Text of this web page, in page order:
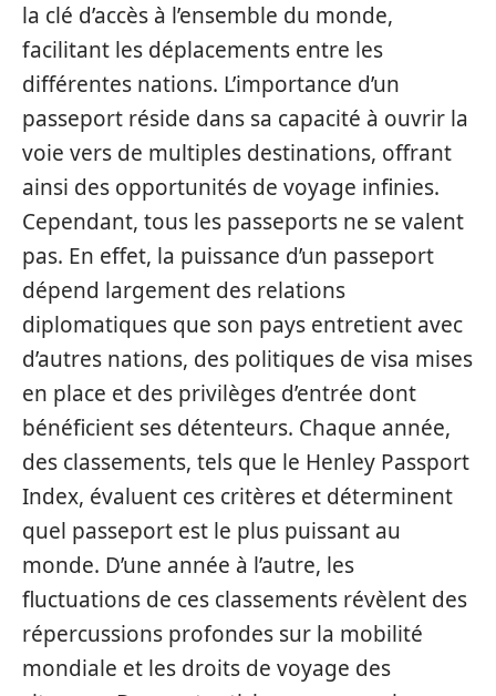
la clé d’accès à l’ensemble du monde,
facilitant les déplacements entre les
différentes nations. L’importance d’un
passeport réside dans sa capacité à ouvrir la
voie vers de multiples destinations, offrant
ainsi des opportunités de voyage infinies.
Cependant, tous les passeports ne se valent
pas. En effet, la puissance d’un passeport
dépend largement des relations
diplomatiques que son pays entretient avec
d’autres nations, des politiques de visa mises
en place et des privilèges d’entrée dont
bénéficient ses détenteurs. Chaque année,
des classements, tels que le Henley Passport
Index, évaluent ces critères et déterminent
quel passeport est le plus puissant au
monde. D’une année à l’autre, les
fluctuations de ces classements révèlent des
répercussions profondes sur la mobilité
mondiale et les droits de voyage des